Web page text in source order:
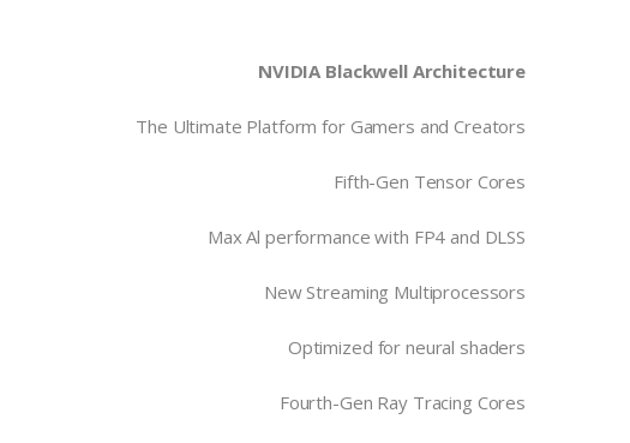
NVIDIA Blackwell Architecture
The Ultimate Platform for Gamers and Creators
Fifth-Gen Tensor Cores
Max Al performance with FP4 and DLSS
New Streaming Multiprocessors
Optimized for neural shaders
Fourth-Gen Ray Tracing Cores